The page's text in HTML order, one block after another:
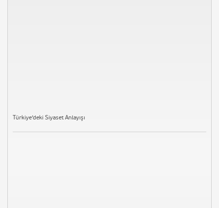
Türkiye’deki Siyaset Anlayışı